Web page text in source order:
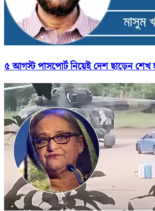
৫ আগস্ট পাসপোর্ট নিয়েই দেশ ছাড়েন শেখ